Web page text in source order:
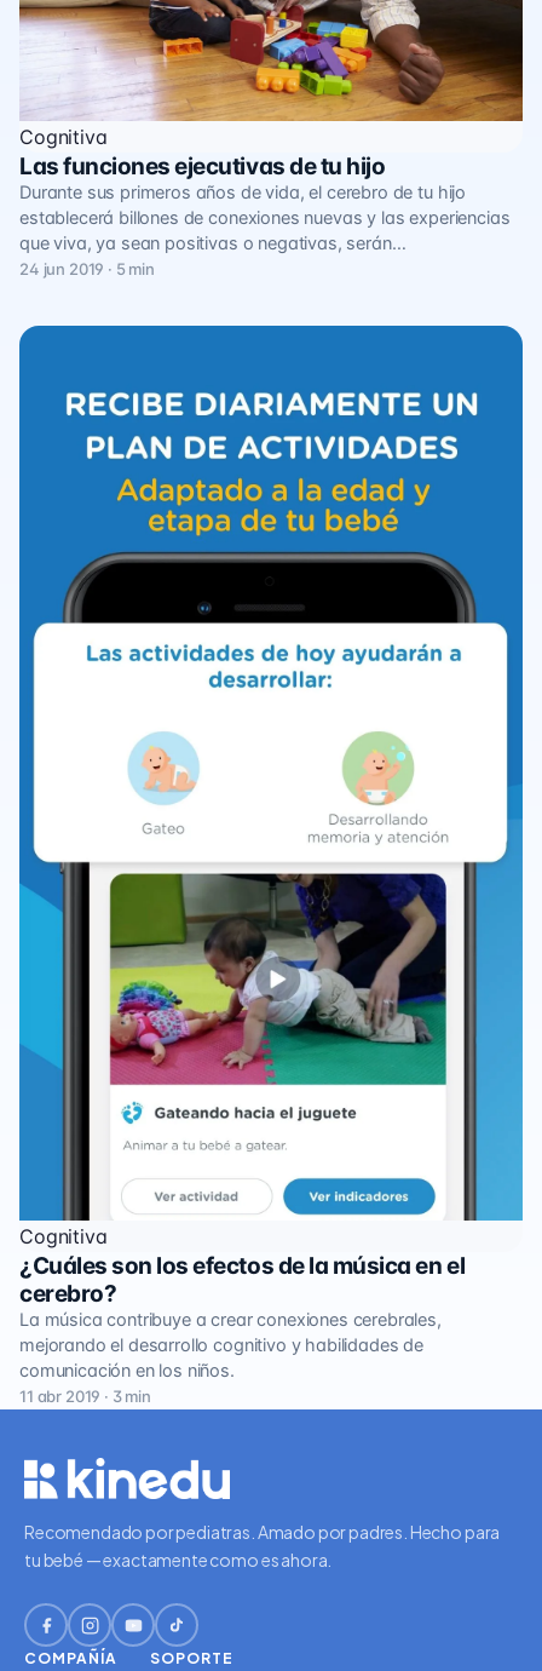
Cognitiva
Las funciones ejecutivas de tu hijo
Durante sus primeros años de vida, el cerebro de tu hijo
establecerá billones de conexiones nuevas y las experiencias
que viva, ya sean positivas o negativas, serán…
24 jun 2019 · 5 min
Cognitiva
¿Cuáles son los efectos de la música en el
cerebro?
La música contribuye a crear conexiones cerebrales,
mejorando el desarrollo cognitivo y habilidades de
comunicación en los niños.
11 abr 2019 · 3 min
Recomendado por pediatras. Amado por padres. Hecho para
tu bebé — exactamente como es ahora.
COMPAÑÍA SOPORTE